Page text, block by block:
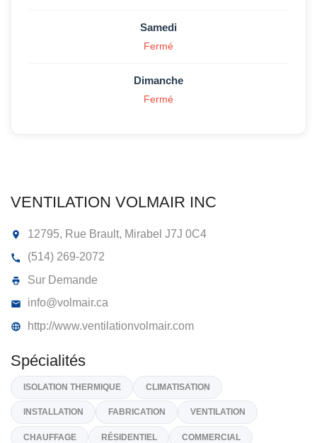
VENTILATION VOLMAIR INC
12795, Rue Brault, Mirabel
(514) 269-2072
Sur Demande
info@volmair.ca
Samedi
Fermé
Dimanche
Fermé